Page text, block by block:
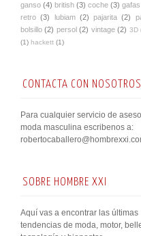
ganso (4) british (3) coche (3) gafas
retro (3) lubiam (2) pajarita (2)
bolsillo (2) persol (2) vintage (2) 3D
(1) hackett (1)
CONTACTA CON NOSOTROS
Para cualquier servicio de
moda masculina escribenos a:
SOBRE HOMBRE XXI
Aquí vas a encontrar las últimas
tendencias de moda, motor,